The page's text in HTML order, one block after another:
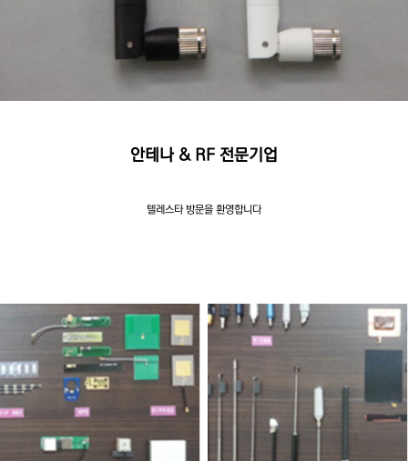
안테나 & RF 전문기업
텔레스타 방문을 환영합니다